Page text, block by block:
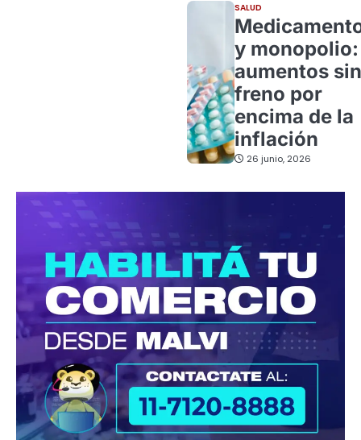
SALUD
y monopolio:
aumentos sin
freno por
encima de la
inflación
26 junio, 2026